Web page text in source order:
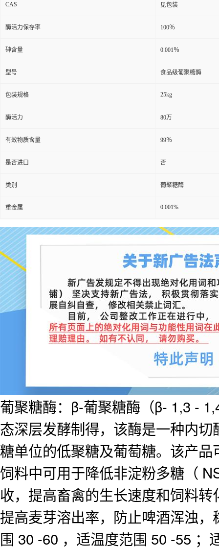
CAS 见包装
酶活力保存率 100％
砷含量 0.001％
型号 食品级葡聚糖酶
包装规格 25kg
酶活力 80万
有效物质含量 99％
是否进口 否
类别 葡聚糖酶
重金属 0.001%
葡聚糖酶：β-葡聚糖酶（β- 1,3 -
态深层发酵制得，该酶是一种内
糖单位的低聚糖及葡萄糖。该产
饲料中可用于降低非淀粉多糖（
收，提高畜禽的生长速度和饲料
提高麦芽溶出率，防止啤酒浑浊
围 30 -60 ，适温度范围 50 -55 ；